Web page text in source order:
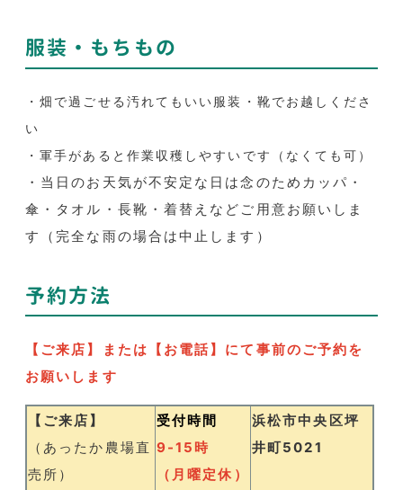
服装・もちもの
・畑で過ごせる汚れてもいい服装・靴でお越しくださ
い
・軍手があると作業収穫しやすいです（なくても可）
・当日のお天気が不安定な日は念のためカッパ・
傘・タオル・長靴・着替えなどご用意お願いしま
す（完全な雨の場合は中止します）
予約方法
【ご来店】または【お電話】にて事前のご予約を
お願いします
【ご来店】
（あったか農場直
売所）
受付時間
9-15時
（月曜定休）
浜松市中央区坪
井町5021